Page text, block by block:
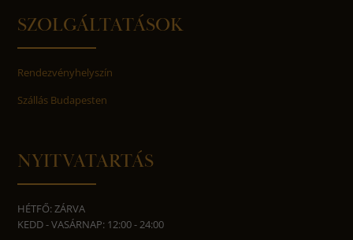
SZOLGÁLTATÁSOK
Rendezvényhelyszín
Szállás Budapesten
NYITVATARTÁS
HÉTFŐ: ZÁRVA
KEDD - VASÁRNAP: 12:00 - 24:00